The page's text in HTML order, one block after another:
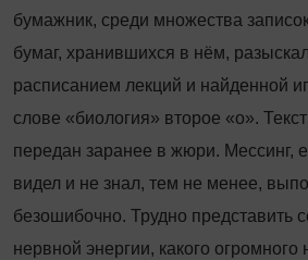
бумажник, среди множества
бумаг, хранившихся в нём,
расписанием лекций и найденной
слове «биология» второе «о».
передан заранее в жюри. Мессинг,
видел и не знал, тем не менее,
безошибочно. Трудно представить
нервной энергии, какого